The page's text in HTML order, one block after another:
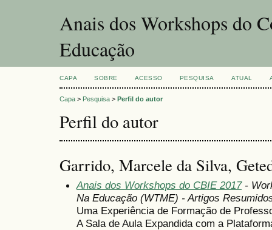
Anais dos Workshops do
Educação
CAPA SOBRE ACESSO PESQUISA ATUAL
Capa > Pesquisa > Perfil do autor
Perfil do autor
Garrido, Marcele da Silva,
Anais dos Workshops do CBIE 2017-
Na Educação (WTME) - Artigos
Uma Experiência de Formação de
A Sala de Aula Expandida com a